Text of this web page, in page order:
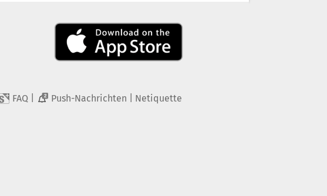
FAQ 2 Push-Nachrichten Netiquette